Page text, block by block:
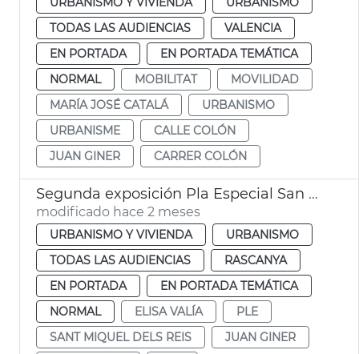
TODAS LAS AUDIENCIAS
VALENCIA
EN PORTADA
EN PORTADA TEMÁTICA
NORMAL
MOBILITAT
MOVILIDAD
MARÍA JOSÉ CATALÁ
URBANISMO
URBANISME
CALLE COLÓN
JUAN GINER
CARRER COLÓN
Segunda exposición Pla Especial San Miquel de los Reyes València
modificado hace 2 meses
URBANISMO Y VIVIENDA
URBANISMO
TODAS LAS AUDIENCIAS
RASCANYA
EN PORTADA
EN PORTADA TEMÁTICA
NORMAL
ELISA VALÍA
PLE
SANT MIQUEL DELS REIS
JUAN GINER